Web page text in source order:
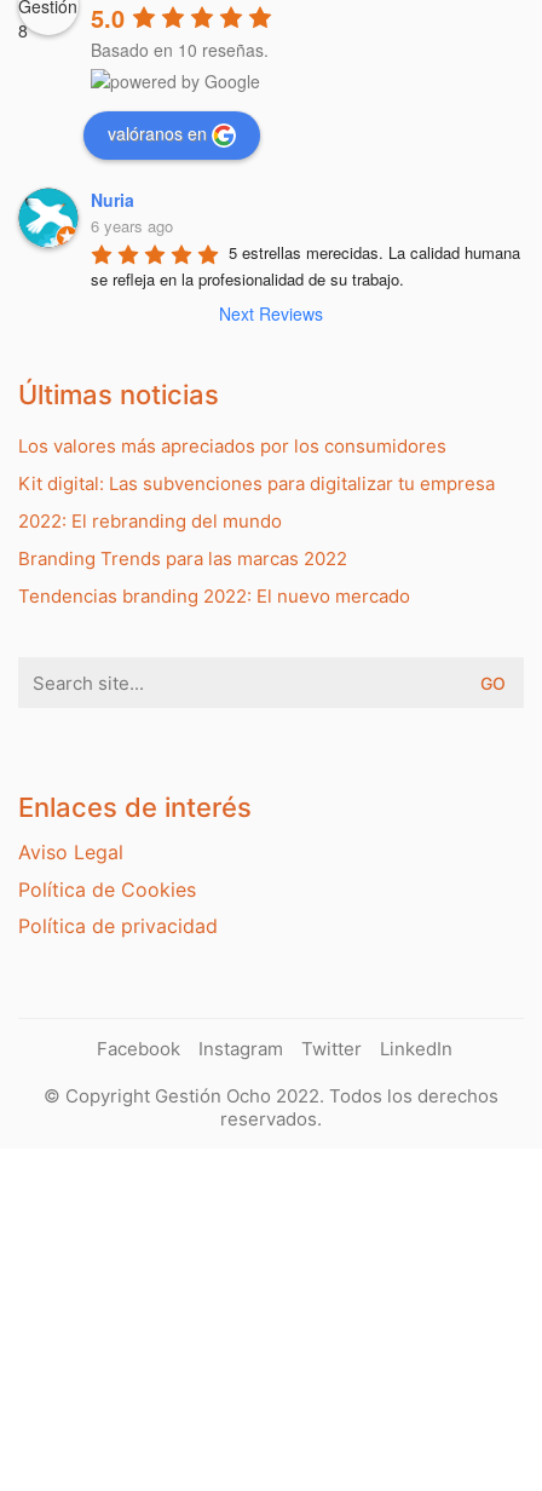
5.0
Basado en 10 reseñas.
valóranos en
Nuria
6 years ago
5 estrellas merecidas. La calidad humana
se refleja en la profesionalidad de su trabajo.
Next Reviews
Últimas noticias
Los valores más apreciados por los consumidores
Kit digital: Las subvenciones para digitalizar tu empresa
2022: El rebranding del mundo
Branding Trends para las marcas 2022
Tendencias branding 2022: El nuevo mercado
for:
Enlaces de interés
Aviso Legal
Política de Cookies
Política de privacidad
Facebook Instagram Twitter LinkedIn
© Copyright Gestión Ocho 2022. Todos los derechos
reservados.